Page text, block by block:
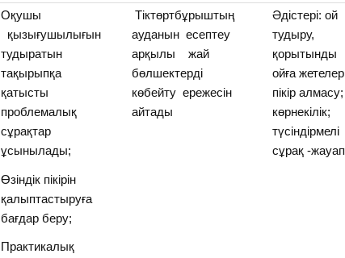
Оқушы
қызығушылығын
тудыратын
тақырыпқа
қатысты
проблемалық
сұрақтар
ұсынылады;
Өзіндік пікірін
қалыптастыруға
бағдар беру;
Практикалық
Тіктөртбұрыштың
ауданын есептеу
арқылы жай
бөлшектерді
көбейту ережесін
айтады
Әдістері: ой
тудыру,
қорытынды
ойға жетелер
пікір алмасу;
көрнекілік;
түсіндірмелі
сұрақ -жауап